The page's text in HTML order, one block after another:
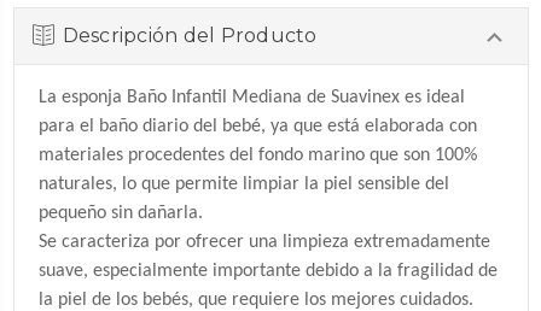
Descripción del Producto
La esponja Baño Infantil Mediana de Suavinex es ideal
para el baño diario del bebé, ya que está elaborada con
materiales procedentes del fondo marino que son 100%
naturales, lo que permite limpiar la piel sensible del
pequeño sin dañarla.
Se caracteriza por ofrecer una limpieza extremadamente
suave, especialmente importante debido a la fragilidad de
la piel de los bebés, que requiere los mejores cuidados.